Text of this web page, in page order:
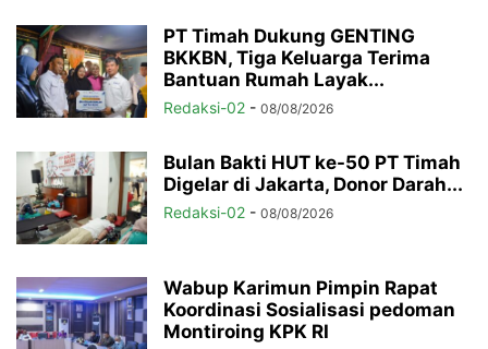
PT Timah Dukung GENTING
BKKBN, Tiga Keluarga Terima
Bantuan Rumah Layak...
Redaksi-02 - 08/08/2026
Bulan Bakti HUT ke-50 PT Timah
Digelar di Jakarta, Donor Darah...
Redaksi-02 - 08/08/2026
Wabup Karimun Pimpin Rapat
Koordinasi Sosialisasi pedoman
Montiroing KPK RI